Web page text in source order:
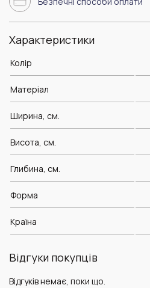
Характеристики
Колір
Матеріал
Ширина, см.
Висота, см.
Глибина, см.
Форма
Країна
Відгуки покупців
Відгуків немає, поки що.